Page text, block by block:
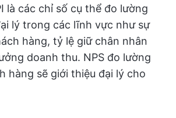
là các chỉ số cụ thể đo lường
lý trong các lĩnh vực như sự
hàng, tỷ lệ giữ chân nhân
doanh thu. NPS đo lường
hàng sẽ giới thiệu đại lý cho